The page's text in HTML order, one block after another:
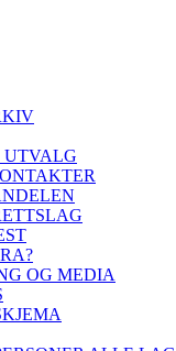
UTVALG
OG MEDIA